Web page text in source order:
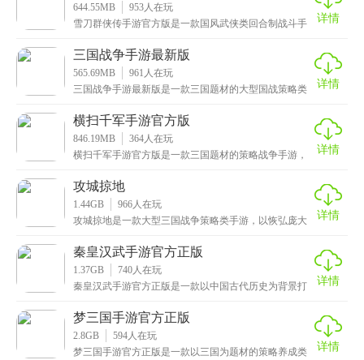
644.55MB 953 人在玩
雪刀群侠传手游官方版是一款国风武侠类回合制战斗手
建模
详情
三国战争手游最新版
565.69MB 961 人在玩
三国战争手游最新版是一款三国题材的大型国战策略类
中，招
详情
横扫千军手游官方版
846.19MB 364 人在玩
横扫千军手游官方版是一款三国题材的策略战争手游，
曹操
详情
攻城掠地
1.44GB 966 人在玩
攻城掠地是一款大型三国战争策略类手游，以恢弘庞大
玩家
详情
秦皇汉武手游官方正版
1.37GB 740 人在玩
秦皇汉武手游官方正版是一款以中国古代历史为背景打
风格
详情
梦三国手游官方正版
2.8GB 594 人在玩
梦三国手游官方正版是一款以三国为题材的策略养成类
详情